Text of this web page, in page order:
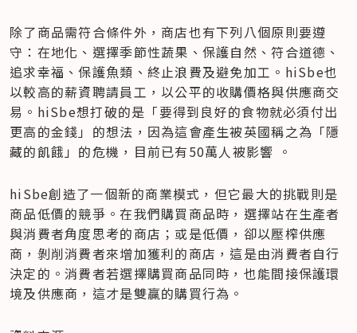
除了商品需符合條件外，商店也有下列八個原則要遵
守：在地化、選擇季節性蔬果、保護自然、符合道德、
追求幸福、保護魚類、終止浪費及避免加工。hiSbe也
以較高的薪資聘請員工，以公平的收購價格與供應商交
易。hiSbe想打破的是「要得到良好的食物就必須付出
更高的金錢」的想法，因為這會產生被英國稱之為「隱
藏的飢餓」的危機，目前已有50萬人被影響 。
hiSbe創造了一個新的商業模式，但它最大的挑戰則是
商品低價的競爭。在我們購買商品時，選擇站在生產者
與消費者角度思考的商店；或是低價，卻以壓榨供應
商，剝削消費者來增加獲利的商店，這是由消費者自行
決定的。消費者若選擇購買商品同時，也能間接保護環
境及供應商，這才是雙贏的購買行為。